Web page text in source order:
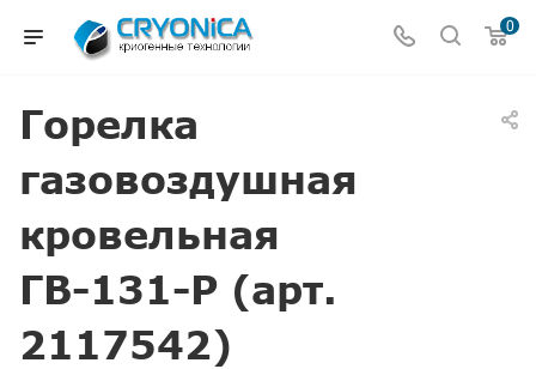
0
Горелка
газовоздушная
кровельная
ГВ-131-Р (арт.
2117542)